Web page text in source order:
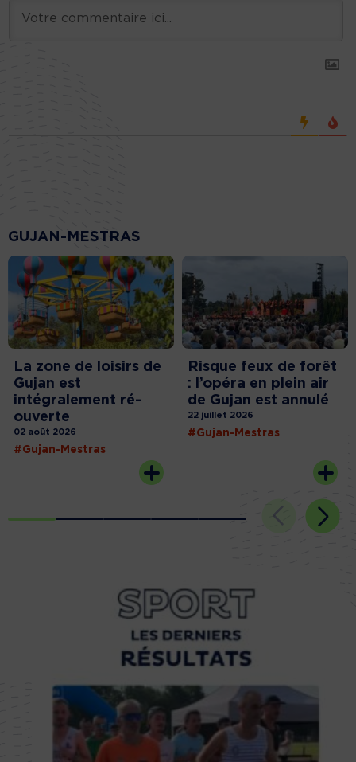
GUJAN-MESTRAS
La zone de loisirs de
Gujan est
intégralement ré-
ouverte
02 août 2026
#Gujan-Mestras
Risque feux de forêt
: l’opéra en plein air
de Gujan est annulé
22 juillet 2026
#Gujan-Mestras